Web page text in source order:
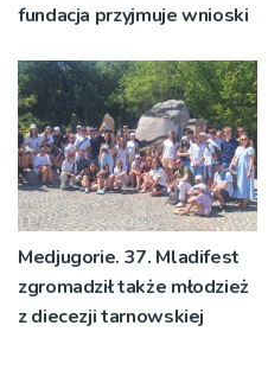
fundacja przyjmuje wnioski
Medjugorie. 37. Mladifest
zgromadził także młodzież
z diecezji tarnowskiej